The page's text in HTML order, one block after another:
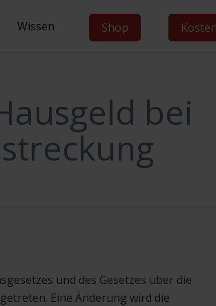
Wissen Shop
bei
und des Gesetzes über die
Eine Änderung wird die